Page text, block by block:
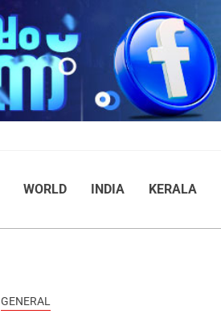
WORLD INDIA KERALA
GENERAL